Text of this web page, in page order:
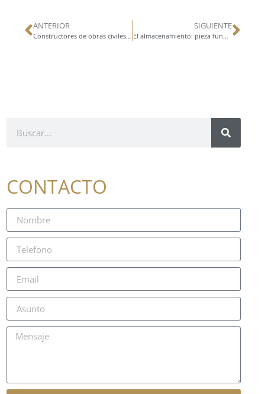
ANTERIOR
Constructores de obras civiles: la importancia de contratar expertos para la gestión eficiente
SIGUIENTE
El almacenamiento: pieza fundamental para un negocio
CONTACTO